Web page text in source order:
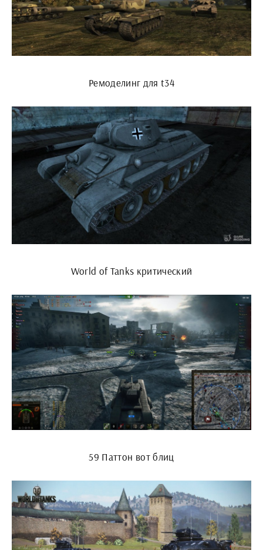
Ремоделинг для t34
World of Tanks критический
59 Паттон вот блиц